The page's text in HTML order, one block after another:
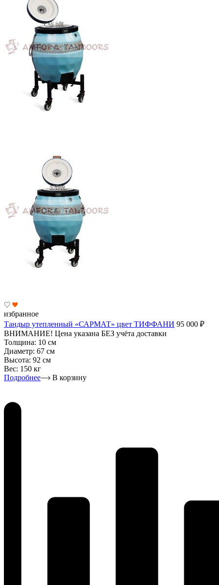
избранное
Тандыр утепленный «САРМАТ» цвет ТИФФАНИ 95 000 ₽
ВНИМАНИЕ! Цена указана БЕЗ учёта доставки
Толщина: 10 см
Диаметр: 67 см
Высота: 92 см
Вес: 150 кг
Подробнее
В корзину